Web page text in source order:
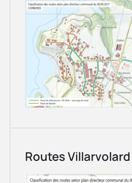
Routes Villarvolard